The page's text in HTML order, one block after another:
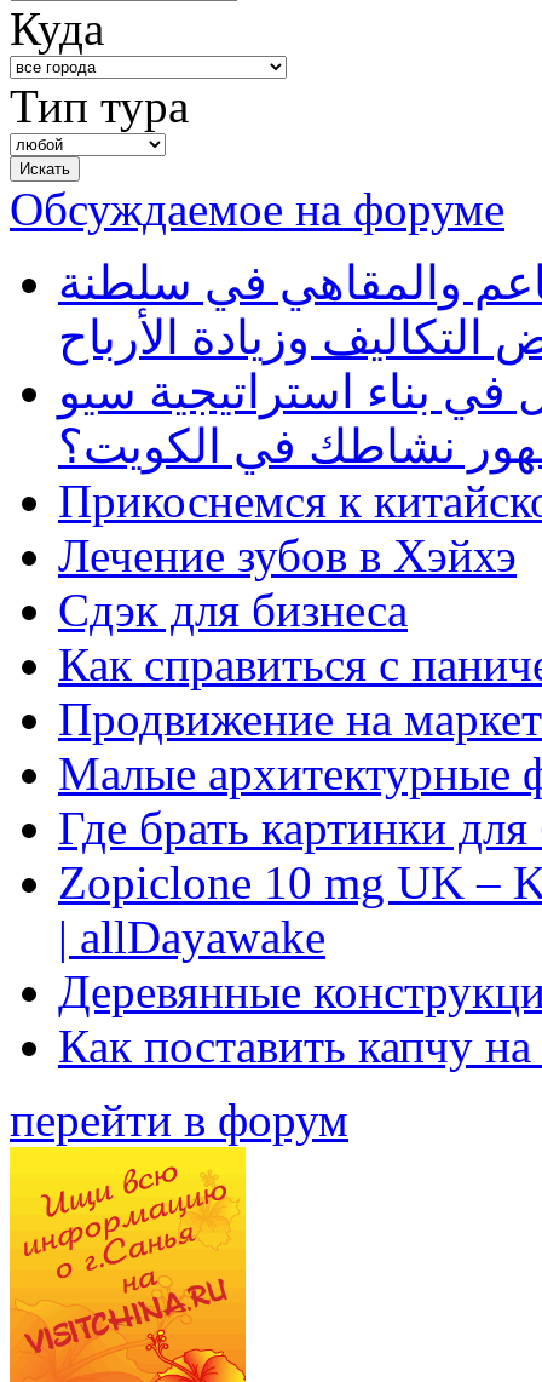
Куда
Тип тура
Обсуждаемое на форуме
والمقاهي في سلطنة
وزيادة الأرباح
بناء استراتيجية سيو
نشاطك في الكويت؟
Прикоснемся к
Лечение зубов в Хэйхэ
Сдэк для бизнеса
Как справиться с
Продвижение на
Малые архитектурные
Где брать картинки
Zopiclone 10 mg UK –
| allDayawake
Деревянные
Как поставить капчу
перейти в форум